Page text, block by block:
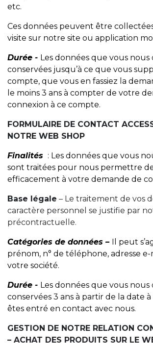
etc.
Ces données peuvent être
visite sur notre site ou application
Durée - Les données que vous nous
conservées jusqu’à ce que vous
compte, que vous en fassiez la
le moins 3 ans à compter de votre
connexion à ce compte.
FORMULAIRE DE CONTACT
NOTRE WEB SHOP
Finalités : Les données que vous
sont traitées pour nous permettre
efficacement à votre demande de
Base légale – Le traitement de vos
caractère personnel se justifie par
précontractuelle.
Catégories de données – Il peut
prénom, n° de téléphone, adresse e-
votre société.
Durée - Les données que vous nous
conservées 3 ans à partir de la date
êtes entré en contact avec nous.
GESTION DE NOTRE RELATION
– ACHAT DES PRODUITS SUR LE